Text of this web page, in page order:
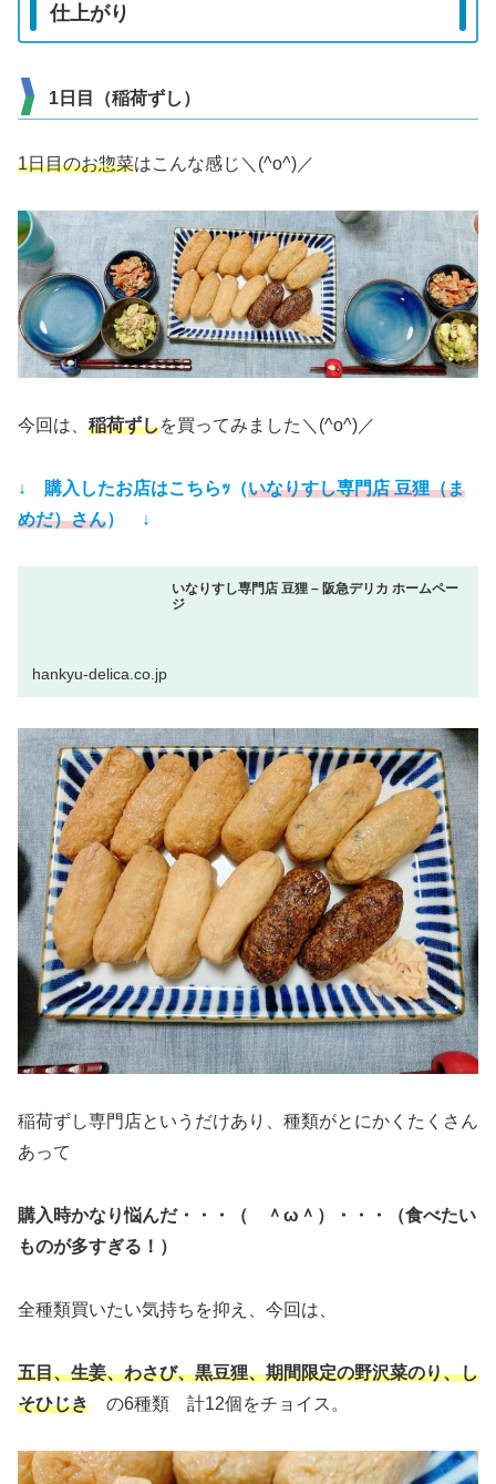
仕上がり
1日目（稲荷ずし）
1日目のお惣菜はこんな感じ＼(^o^)／
今回は、 稲荷ずしを買ってみました＼(^o^)／
↓ 購入したお店はこちらｯ（いなりすし専門店 豆狸（ま
めだ）さん） ↓
いなりすし専門店 豆狸 – 阪急デリカ ホームペー
ジ
hankyu-delica.co.jp
稲荷ずし専門店というだけあり、種類がとにかくたくさん
あって
購入時かなり悩んだ・・・（ ＾ω＾）・・・（食べたい
ものが多すぎる！）
全種類買いたい気持ちを抑え、今回は、
五目、生姜、わさび、黒豆狸、期間限定の野沢菜のり、し
そひじき の6種類 計12個をチョイス。